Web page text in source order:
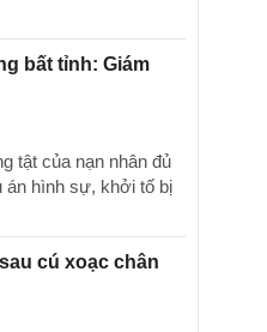
bất tỉnh: Giám
tật của nạn nhân đủ
án hình sự, khởi tố bị
cú xoạc chân